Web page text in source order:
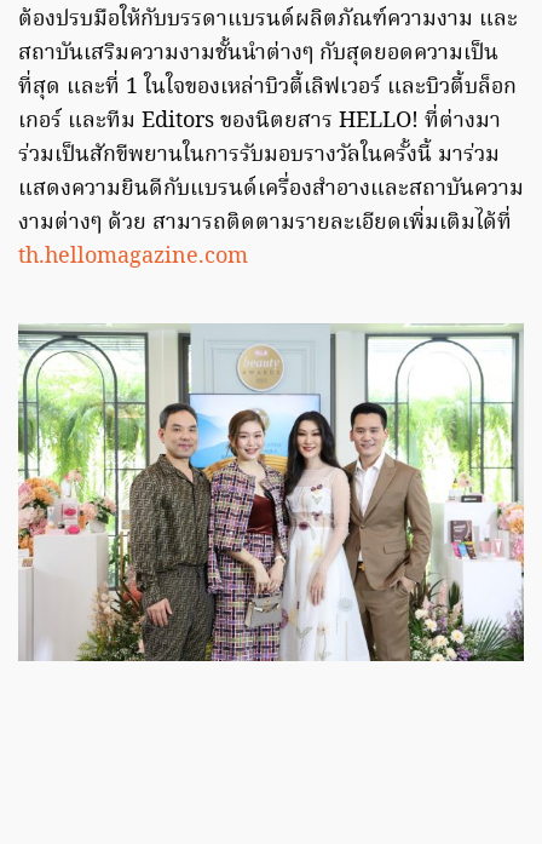
ต้องปรบมือให้กับบรรดาแบรนด์ผลิตภัณฑ์ความงาม และ
สถาบันเสริมความงามชั้นนำต่างๆ กับสุดยอดความเป็น
ที่สุด และที่ 1 ในใจของเหล่าบิวตี้เลิฟเวอร์ และบิวตี้บล็อก
เกอร์ และทีม Editors ของนิตยสาร HELLO! ที่ต่างมา
ร่วมเป็นสักขีพยานในการรับมอบรางวัลในครั้งนี้ มาร่วม
แสดงความยินดีกับแบรนด์เครื่องสำอางและสถาบันความ
งามต่างๆ ด้วย สามารถติดตามรายละเอียดเพิ่มเติมได้ที่
th.hellomagazine.com